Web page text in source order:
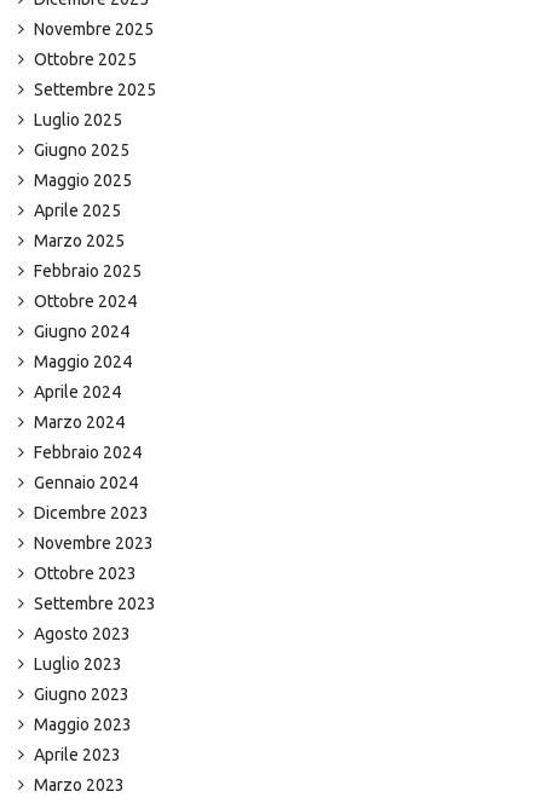
Novembre 2025
Ottobre 2025
Settembre 2025
Luglio 2025
Giugno 2025
Maggio 2025
Aprile 2025
Marzo 2025
Febbraio 2025
Ottobre 2024
Giugno 2024
Maggio 2024
Aprile 2024
Marzo 2024
Febbraio 2024
Gennaio 2024
Dicembre 2023
Novembre 2023
Ottobre 2023
Settembre 2023
Agosto 2023
Luglio 2023
Giugno 2023
Maggio 2023
Aprile 2023
Marzo 2023